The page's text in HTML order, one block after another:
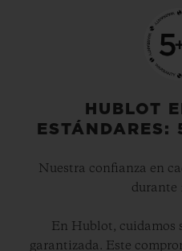
HUBLOT
Nuestra confianza en
durante
En Hublot, cuidamos
garantizada. Este